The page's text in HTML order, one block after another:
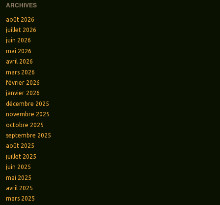
ARCHIVES
août 2026
juillet 2026
juin 2026
mai 2026
avril 2026
mars 2026
février 2026
janvier 2026
décembre 2025
novembre 2025
octobre 2025
septembre 2025
août 2025
juillet 2025
juin 2025
mai 2025
avril 2025
mars 2025